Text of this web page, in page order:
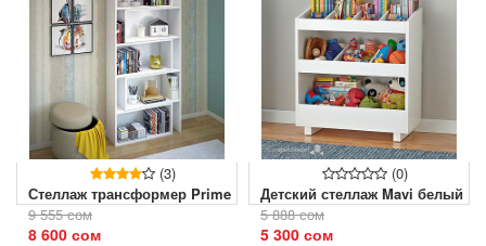
(3)
Стеллаж трансформер Prime
9 555 сом
8 600 сом
(0)
Детский стеллаж Mavi белый
5 888 сом
5 300 сом